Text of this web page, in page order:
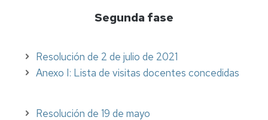
Segunda fase
Resolución de 2 de julio de 2021
Anexo I: Lista de visitas docentes concedidas
Resolución de 19 de mayo